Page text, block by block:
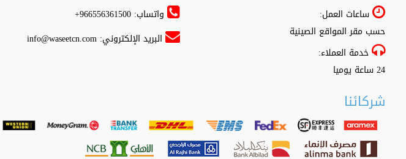
واتساب: 966556361500+
البريد الإلكتروني: info@waseetcn.com
ساعات العمل:
حسب مقر المواقع الصينية
خدمة العملاء:
24 ساعة يوميا
شركائنا